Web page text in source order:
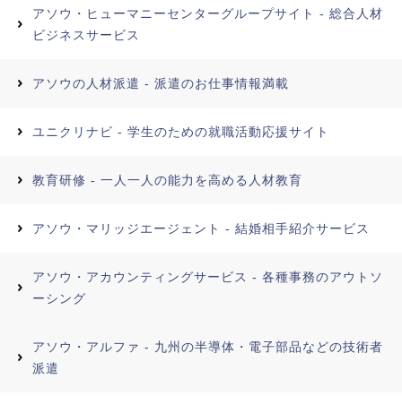
アソウ・ヒューマニーセンターグループサイト - 総合人材
ビジネスサービス
アソウの人材派遣 - 派遣のお仕事情報満載
ユニクリナビ - 学生のための就職活動応援サイト
教育研修 - 一人一人の能力を高める人材教育
アソウ・マリッジエージェント - 結婚相手紹介サービス
アソウ・アカウンティングサービス - 各種事務のアウトソ
ーシング
アソウ・アルファ - 九州の半導体・電子部品などの技術者
派遣